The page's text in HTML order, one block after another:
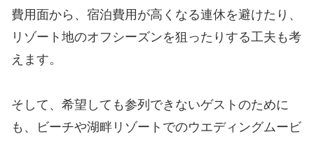
費用面から、宿泊費用が高くなる連休を避けたり、
リゾート地のオフシーズンを狙ったりする工夫も考
えます。
そして、希望しても参列できないゲストのために
も、ビーチや湖畔リゾートでのウエディングムービ